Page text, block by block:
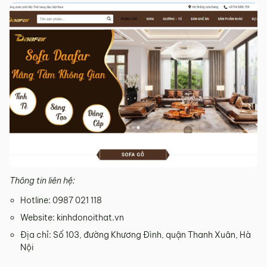
Thông tin liên hệ:
Hotline: 0987 021 118
Website: kinhdonoithat.vn
Địa chỉ: Số 103, đường Khương Đình, quận Thanh Xuân, Hà
Nội